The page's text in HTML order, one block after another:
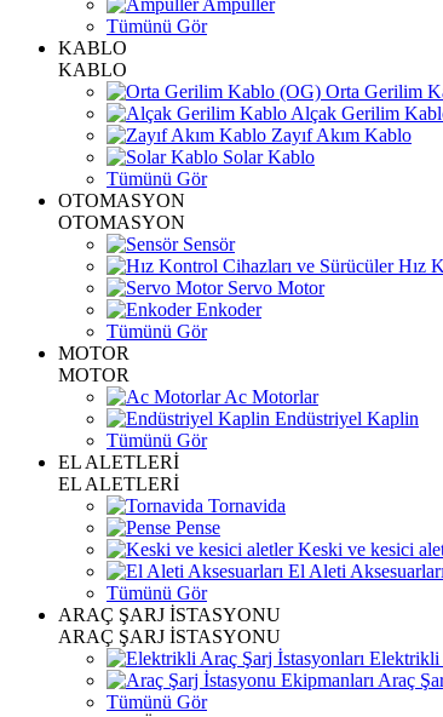
Ampuller
Tümünü Gör
KABLO
KABLO
Orta Gerilim
Alçak Gerilim
Zayıf Akım Kablo
Solar Kablo
Tümünü Gör
OTOMASYON
OTOMASYON
Sensör
Hız
Servo Motor
Enkoder
Tümünü Gör
MOTOR
MOTOR
Ac Motorlar
Endüstriyel Kaplin
Tümünü Gör
EL ALETLERİ
EL ALETLERİ
Tornavida
Pense
Keski ve kesici
El Aleti Aksesuarları
Tümünü Gör
ARAÇ ŞARJ İSTASYONU
ARAÇ ŞARJ İSTASYONU
Elektrikli
Araç
Tümünü Gör